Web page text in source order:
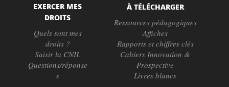
EXERCER MES
DROITS
Quels sont mes
droits ?
Saisir la CNIL
Questions/réponse
s
À TÉLÉCHARGER
Ressources pédagogiques
Affiches
Rapports et chiffres clés
Cahiers Innovation &
Prospective
Livres blancs